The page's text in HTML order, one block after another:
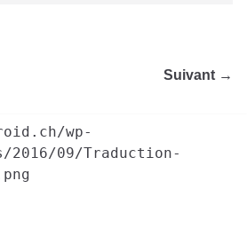
Suivant →
wp-
2016/09/Traduction-